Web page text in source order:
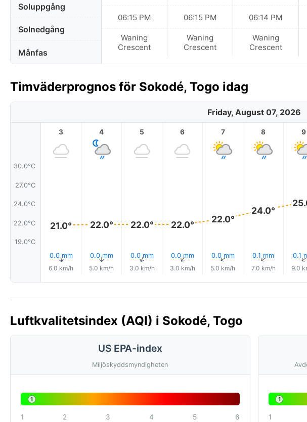
Soluppgång
Solnedgång
Månfas
06:15 PM
Waning
Crescent
06:15 PM
Waning
Crescent
06:14 PM
Waning
Crescent
Timväderprognos för Sokodé, Togo idag
Friday, August 07, 2026
30.0°C
27.0°C
24.0°C
22.0°C
19.0°C
3
21.0°
0.0 mm
↑
6.0 km/h
4
22.0°
0.0 mm
↑
5.0 km/h
5
22.0°
0.0 mm
↑
3.0 km/h
6
22.0°
0.0 mm
↑
3.0 km/h
7
22.0°
0.0 mm
↑
5.0 km/h
8
24.0°
0.1 mm
↑
7.0 km/h
9
0.1
9.0
Luftkvalitetsindex (AQI) i Sokodé, Togo
US EPA-index
Miljöskyddsmyndigheten
1
1 2 3 4 5 6
1
1